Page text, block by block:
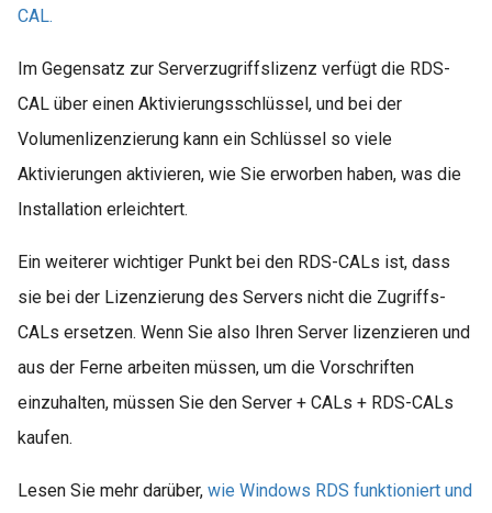
CAL.
Im Gegensatz zur Serverzugriffslizenz verfügt die RDS-
CAL über einen Aktivierungsschlüssel, und bei der
Volumenlizenzierung kann ein Schlüssel so viele
Aktivierungen aktivieren, wie Sie erworben haben, was die
Installation erleichtert.
Ein weiterer wichtiger Punkt bei den RDS-CALs ist, dass
sie bei der Lizenzierung des Servers nicht die Zugriffs-
CALs ersetzen. Wenn Sie also Ihren Server lizenzieren und
aus der Ferne arbeiten müssen, um die Vorschriften
einzuhalten, müssen Sie den Server + CALs + RDS-CALs
kaufen.
Lesen Sie mehr darüber, wie Windows RDS funktioniert und